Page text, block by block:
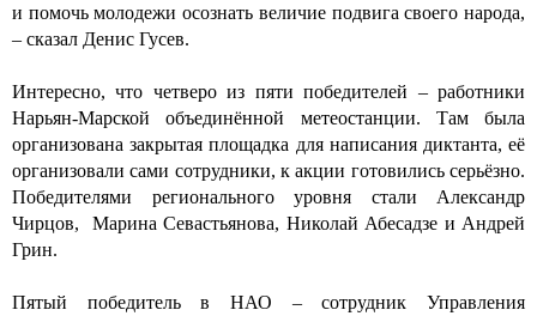
и помочь молодежи осознать величие подвига своего народа,
– сказал Денис Гусев.
Интересно, что четверо из пяти победителей – работники
Нарьян-Марской объединённой метеостанции. Там была
организована закрытая площадка для написания диктанта, её
организовали сами сотрудники, к акции готовились серьёзно.
Победителями регионального уровня стали Александр
Чирцов, Марина Севастьянова, Николай Абесадзе и Андрей
Грин.
Пятый победитель в НАО – сотрудник Управления